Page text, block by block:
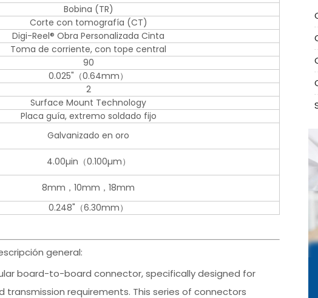
Bobina (TR)
Corte con tomografía (CT)
Digi-Reel® Obra Personalizada Cinta
Toma de corriente, con tope central
90
0.025"（0.64mm）
2
Surface Mount Technology
Placa guía, extremo soldado fijo
Galvanizado en oro
4.00µin（0.100µm）
8mm，10mm，18mm
0.248"（6.30mm）
general:
board-to-board connector, specifically designed for
requirements. This series of connectors